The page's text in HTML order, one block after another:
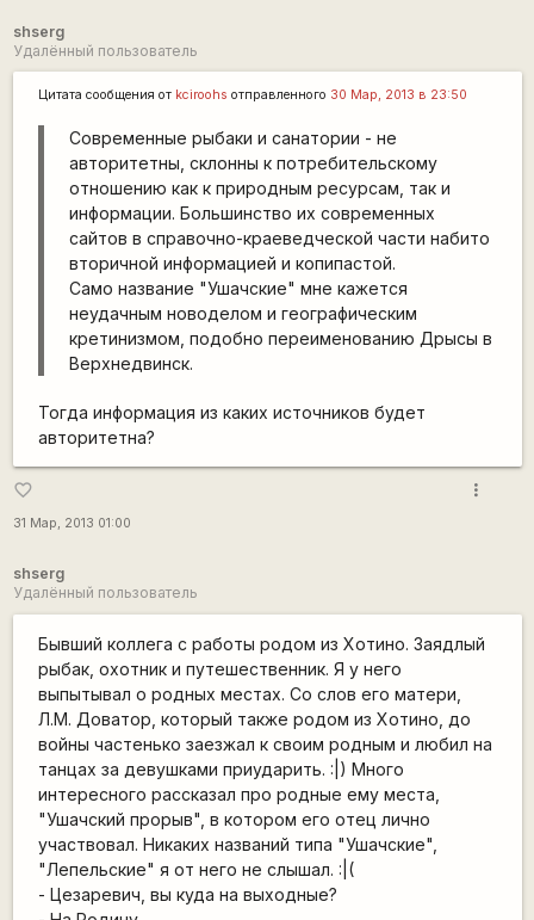
shserg
Удалённый пользователь
Цитата сообщения от kciroohs отправленного 30 Мар, 2013 в 23:50
Современные рыбаки и санатории - не
авторитетны, склонны к потребительскому
отношению как к природным ресурсам, так и
информации. Большинство их современных
сайтов в справочно-краеведческой части набито
вторичной информацией и копипастой.
Само название "Ушачские" мне кажется
неудачным новоделом и географическим
кретинизмом, подобно переименованию Дрысы в
Верхнедвинск.
Тогда информация из каких источников будет
авторитетна?
favorite_border
31 Мар, 2013 01:00
more_vert
shserg
Удалённый пользователь
Бывший коллега с работы родом из Хотино. Заядлый
рыбак, охотник и путешественник. Я у него
выпытывал о родных местах. Со слов его матери,
Л.М. Доватор, который также родом из Хотино, до
войны частенько заезжал к своим родным и любил на
танцах за девушками приударить. :|) Много
интересного рассказал про родные ему места,
"Ушачский прорыв", в котором его отец лично
участвовал. Никаких названий типа "Ушачские",
"Лепельские" я от него не слышал. :|(
- Цезаревич, вы куда на выходные?